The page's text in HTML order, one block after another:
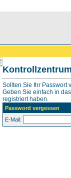
Sollten Sie Ihr Passwort
Geben Sie einfach in
registriert haben.
Password vergessen
E-Mail: